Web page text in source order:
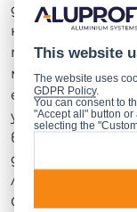
до 130 кг.
някои части,
прозорци и
монтажа.
елемент,
увеличава
вградената
допълнителни
лесна
Системата
This website
The website uses
GDPR Policy.
You can consent to
"Accept all" button
selecting the